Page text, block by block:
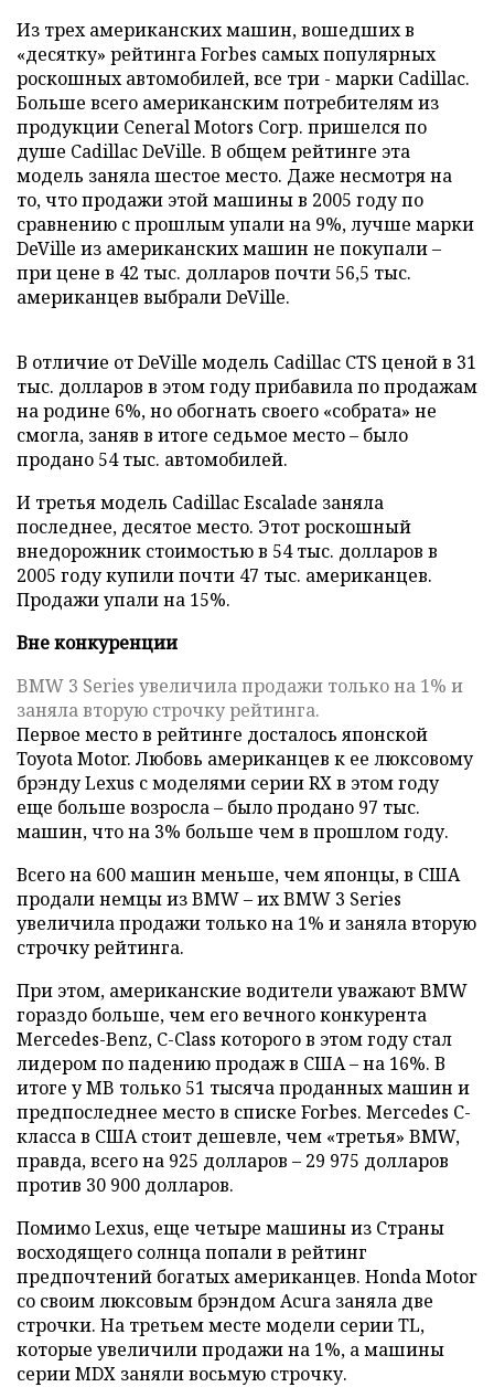
Из трех американских машин, вошедших в
«десятку» рейтинга Forbes самых популярных
роскошных автомобилей, все три - марки Cadillac.
Больше всего американским потребителям из
продукции Ceneral Motors Corp. пришелся по
душе Cadillac DeVille. В общем рейтинге эта
модель заняла шестое место. Даже несмотря на
то, что продажи этой машины в 2005 году по
сравнению с прошлым упали на 9%, лучше марки
DeVille из американских машин не покупали –
при цене в 42 тыс. долларов почти 56,5 тыс.
американцев выбрали DeVille.
В отличие от DeVille модель Cadillac CTS ценой в 31
тыс. долларов в этом году прибавила по продажам
на родине 6%, но обогнать своего «собрата» не
смогла, заняв в итоге седьмое место – было
продано 54 тыс. автомобилей.
И третья модель Cadillac Escalade заняла
последнее, десятое место. Этот роскошный
внедорожник стоимостью в 54 тыс. долларов в
2005 году купили почти 47 тыс. американцев.
Продажи упали на 15%.
Вне конкуренции
BMW 3 Series увеличила продажи только на 1% и
заняла вторую строчку рейтинга.
Первое место в рейтинге досталось японской
Toyota Motor. Любовь американцев к ее люксовому
брэнду Lexus с моделями серии RX в этом году
еще больше возросла – было продано 97 тыс.
машин, что на 3% больше чем в прошлом году.
Всего на 600 машин меньше, чем японцы, в США
продали немцы из BMW – их BMW 3 Series
увеличила продажи только на 1% и заняла вторую
строчку рейтинга.
При этом, американские водители уважают BMW
гораздо больше, чем его вечного конкурента
Mercedes-Benz, C-Class которого в этом году стал
лидером по падению продаж в США – на 16%. В
итоге у MB только 51 тысяча проданных машин и
предпоследнее место в списке Forbes. Mercedes С-
класса в США стоит дешевле, чем «третья» BMW,
правда, всего на 925 долларов – 29 975 долларов
против 30 900 долларов.
Помимо Lexus, еще четыре машины из Страны
восходящего солнца попали в рейтинг
предпочтений богатых американцев. Honda Motor
со своим люксовым брэндом Acura заняла две
строчки. На третьем месте модели серии TL,
которые увеличили продажи на 1%, а машины
серии MDX заняли восьмую строчку.